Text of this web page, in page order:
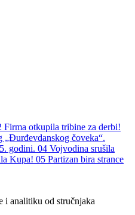
Firma otkupila tribine za derbi!
„Đurđevdanskog čoveka“.
godini. 04 Vojvodina srušila
Kupa! 05 Partizan bira strance
i analitiku od stručnjaka